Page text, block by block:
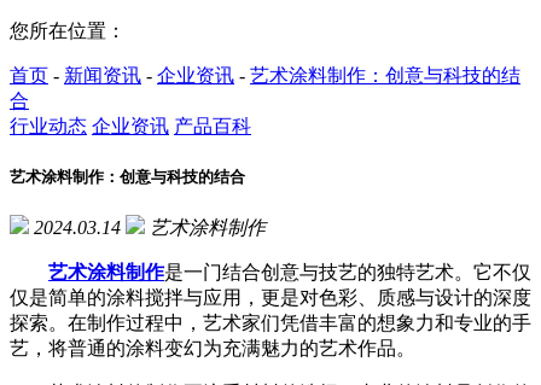
您所在位置：
首页 - 新闻资讯 - 企业资讯 - 艺术涂料制作：创意与科技的结
合
行业动态 企业资讯 产品百科
艺术涂料制作：创意与科技的结合
2024.03.14 艺术涂料制作
艺术涂料制作是一门结合创意与技艺的独特艺术。它不仅
仅是简单的涂料搅拌与应用，更是对色彩、质感与设计的深度
探索。在制作过程中，艺术家们凭借丰富的想象力和专业的手
艺，将普通的涂料变幻为充满魅力的艺术作品。